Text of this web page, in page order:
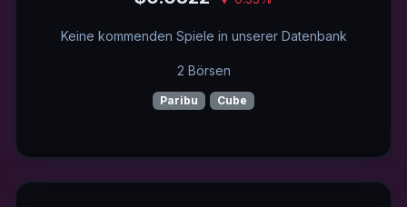
Keine kommenden Spiele in unserer Datenbank
2 Börsen
Paribu Cube